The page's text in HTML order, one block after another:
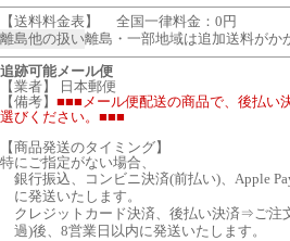
【送料料金表】
全国一律料金：0円
離島他の扱い離島・一部地域は追加送料がか
追跡可能メール便
【業者】 日本郵便
【備考】 ■■■メール便配送の商品で、後払い
選びください。■■■
【商品発送のタイミング】
特にご指定がない場合、
銀行振込、コンビニ決済(前払い)、Apple
に発送いたします。
クレジットカード決済、後払い決済⇒ご注
過)後、8営業日以内に発送いたします。